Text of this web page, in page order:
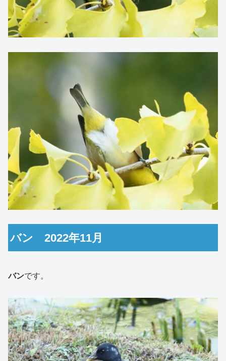
バン 2022年11月
バンです。